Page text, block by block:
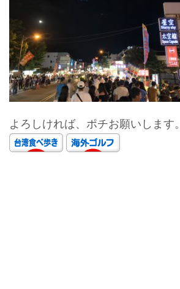
よろしければ、ポチお願いします。